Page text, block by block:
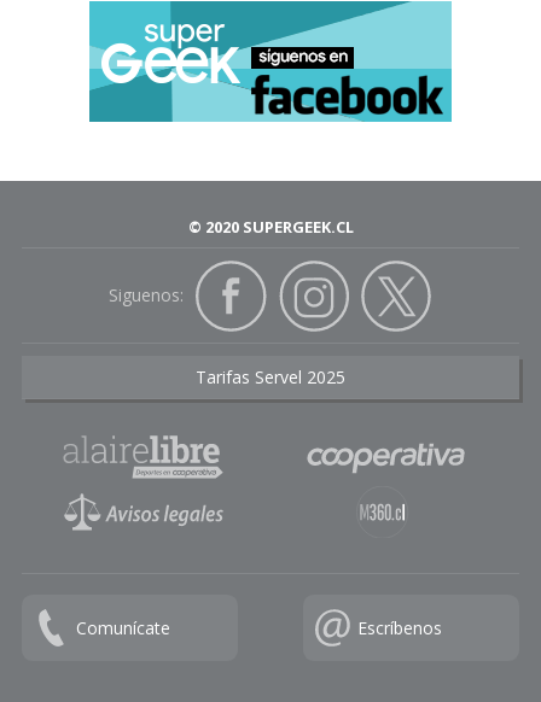
© 2020 SUPERGEEK.CL
Siguenos:
Tarifas Servel 2025
Comunícate Escríbenos